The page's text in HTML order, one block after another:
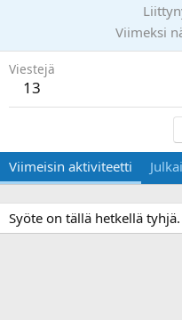
Viimeksi
Viestejä
13
Viimeisin aktiviteetti
Syöte on tällä hetkellä tyhjä.